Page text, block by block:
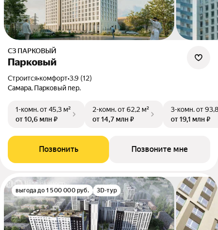
СЗ ПАРКОВЫЙ
Парковый
Строится•комфорт•3.9 (12)
Самара, Парковый пер.
1-комн.от 45,3 м²
от 10,6 млн ₽
2-комн.от 62,2 м²
от 14,7 млн ₽
3-комн.от
от 19,1 млн ₽
Позвонить Позвоните мне
выгода до 1 500 000 руб. 3D-тур